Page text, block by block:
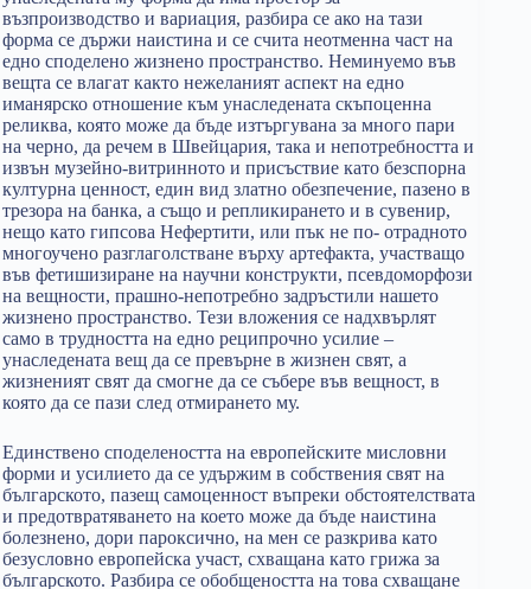
възпроизводство и вариация, разбира се ако на тази
форма се държи наистина и се счита неотменна част на
едно споделено жизнено пространство. Неминуемо във
вещта се влагат както нежеланият аспект на едно
иманярско отношение към унаследената скъпоценна
реликва, която може да бъде изтъргувана за много пари
на черно, да речем в Швейцария, така и непотребността и
извън музейно-витринното и присъствие като безспорна
културна ценност, един вид златно обезпечение, пазено в
трезора на банка, а също и репликирането и в сувенир,
нещо като гипсова Нефертити, или пък не по- отрадното
многоучено разглаголстване върху артефакта, участващо
във фетишизиране на научни конструкти, псевдоморфози
на вещности, прашно-непотребно задръстили нашето
жизнено пространство. Тези вложения се надхвърлят
само в трудността на едно реципрочно усилие –
унаследената вещ да се превърне в жизнен свят, а
жизненият свят да смогне да се събере във вещност, в
която да се пази след отмирането му.
Единствено споделеността на европейските мисловни
форми и усилието да се удържим в собствения свят на
българското, пазещ самоценност въпреки обстоятелствата
и предотвратяването на което може да бъде наистина
болезнено, дори пароксично, на мен се разкрива като
безусловно европейска участ, схващана като грижа за
българското. Разбира се обобщеността на това схващане